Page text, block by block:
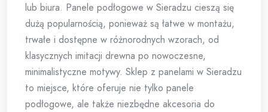
lub biura. Panele podłogowe w Sieradzu cieszą się
dużą popularnością, ponieważ są łatwe w montażu,
trwałe i dostępne w różnorodnych wzorach, od
klasycznych imitacji drewna po nowoczesne,
minimalistyczne motywy. Sklep z panelami w Sieradzu
to miejsce, które oferuje nie tylko panele
podłogowe, ale także niezbędne akcesoria do